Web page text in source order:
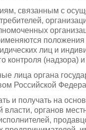
связанным с
лиц и
контроля (надзора)
лица органа
Российской
и получать на
власти, органов